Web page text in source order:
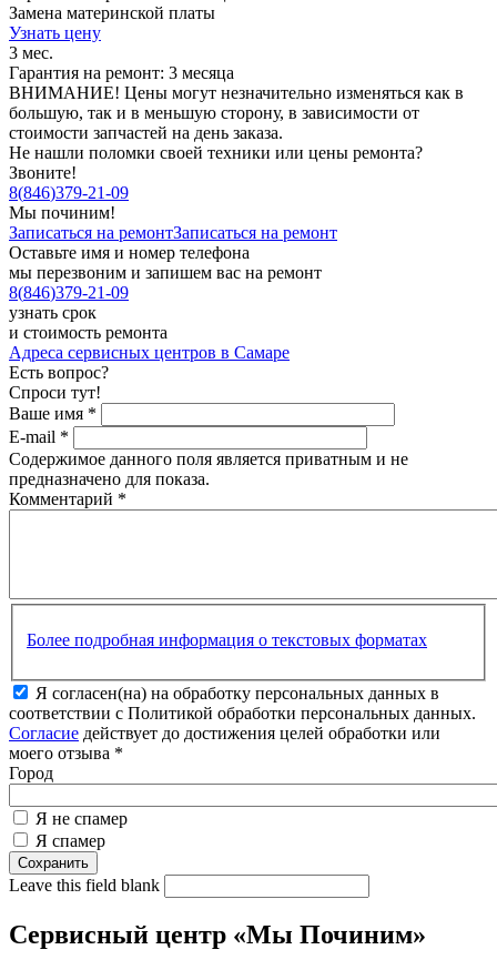
Замена материнской платы
Узнать цену
3 мес.
Гарантия на ремонт: 3 месяца
ВНИМАНИЕ! Цены могут незначительно изменяться как в
большую, так и в меньшую сторону, в зависимости от
стоимости запчастей на день заказа.
Не нашли поломки своей техники или цены ремонта?
Звоните!
8(846)379-21-09
Мы починим!
Записаться на ремонтЗаписаться на ремонт
Оставьте имя и номер телефона
мы перезвоним и запишем вас на ремонт
8(846)379-21-09
узнать срок
и стоимость ремонта
Адреса сервисных центров в Самаре
Есть вопрос?
Спроси тут!
Ваше имя *
E-mail *
Содержимое данного поля является приватным и не
предназначено для показа.
Комментарий *
Более подробная информация о текстовых форматах
Я согласен(на) на обработку персональных данных в
соответствии с Политикой обработки персональных данных.
Согласие действует до достижения целей обработки или
моего отзыва *
Город
Я не спамер
Я спамер
Leave this field blank
Сервисный центр «Мы Починим»